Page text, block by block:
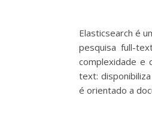
Elasticsearch é
pesquisa full-
complexidade e
text:
é orientado a